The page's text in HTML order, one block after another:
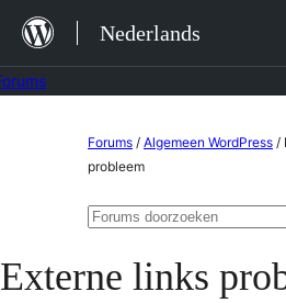
naar
de
Nederlands
Forums / Algemeen WordPress /
probleem
Zoeken
Externe links